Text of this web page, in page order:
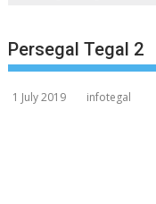
Persegal Tegal 2
1 July 2019 infotegal